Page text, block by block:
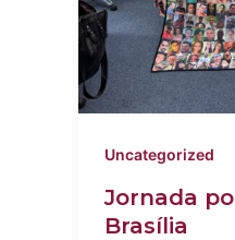
Uncategorized
Jornada
Brasília